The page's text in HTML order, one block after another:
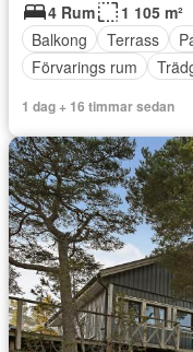
4 Rum
1 105 m²
Balkong
Terrass
Förvarings rum
1 dag + 16 timmar sedan